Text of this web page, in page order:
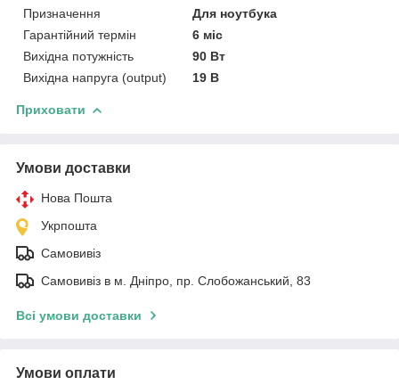
Призначення
Для ноутбука
Гарантійний термін
6 міс
Вихідна потужність
90 Вт
Вихідна напруга (output)
19 В
Приховати
Умови доставки
Нова Пошта
Укрпошта
Самовивіз
Самовивіз в м. Дніпро, пр. Слобожанський, 83
Всі умови доставки
Умови оплати